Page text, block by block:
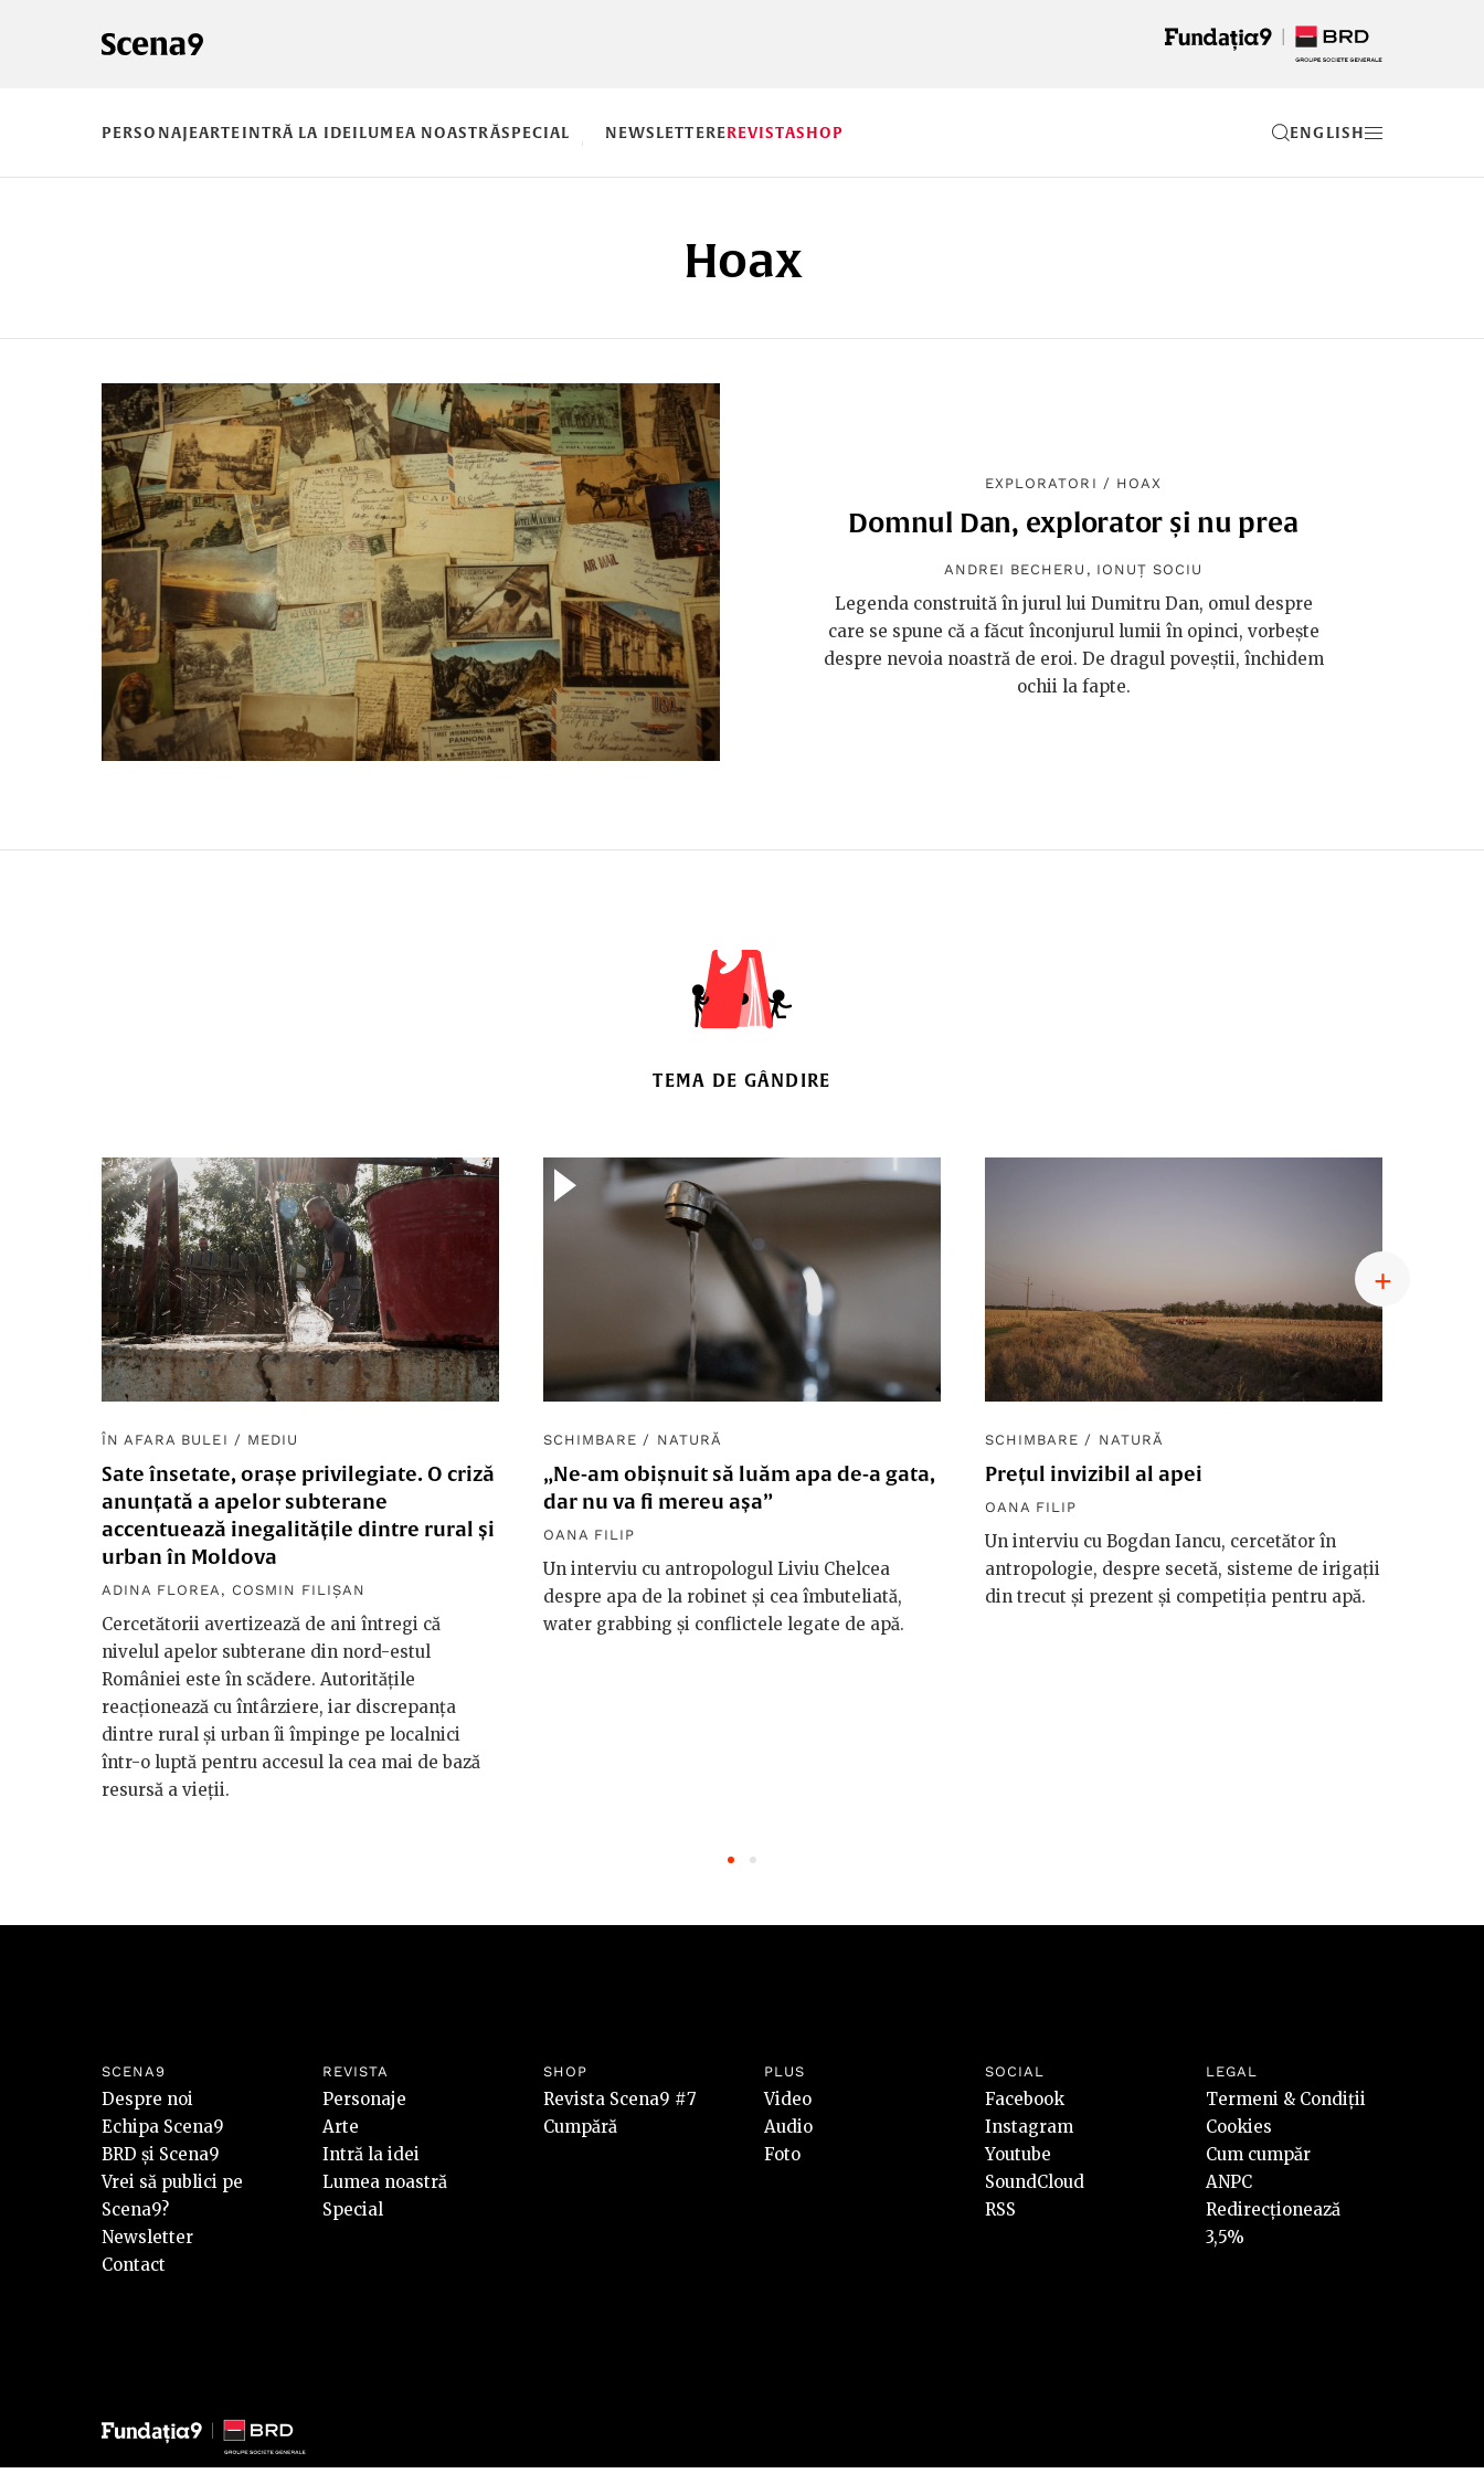
PERSONAJEARTEINTRĂ LA IDEILUMEA NOASTRĂSPECIAL NEWSLETTEREREVISTASHOP EN
Hoax
EXPLORATORI / HOAX
Domnul Dan, explorator și nu prea
ANDREI BECHERU , IONUȚ SOCIU
Legenda construită în jurul lui Dumitru Dan, omul despre
care se spune că a făcut înconjurul lumii în opinci, vorbește
despre nevoia noastră de eroi. De dragul poveștii, închidem
ochii la fapte.
TEMA DE GÂNDIRE
ÎN AFARA BULEI / MEDIU
Sate însetate, orașe privilegiate. O criză
anunțată a apelor subterane
accentuează inegalitățile dintre rural și
urban în Moldova
ADINA FLOREA , COSMIN FILIȘAN
Cercetătorii avertizează de ani întregi că
nivelul apelor subterane din nord-estul
României este în scădere. Autoritățile
reacționează cu întârziere, iar discrepanța
dintre rural și urban îi împinge pe localnici
într-o luptă pentru accesul la cea mai de bază
resursă a vieții.
SCHIMBARE / NATURĂ
„Ne-am obișnuit să luăm apa de-a gata,
dar nu va fi mereu așa”
OANA FILIP
Un interviu cu antropologul Liviu Chelcea
despre apa de la robinet și cea îmbuteliată,
water grabbing și conflictele legate de apă.
SCHIMBARE / NATURĂ
Prețul invizibil al apei
OANA FILIP
Un interviu cu Bogdan Iancu, cercetător în
antropologie, despre secetă, sisteme de irigații
din trecut și prezent și competiția pentru apă.
SCENA9
Despre noi
Echipa Scena9
BRD și Scena9
Vrei să publici pe
Scena9?
Newsletter
Contact
REVISTA
Personaje
Arte
Intră la idei
Lumea noastră
Special
SHOP
Revista Scena9 #7
Cumpără
PLUS
Video
Audio
Foto
SOCIAL
Facebook
Instagram
Youtube
SoundCloud
RSS
LEGAL
Termeni & Condiții
Cookies
Cum cumpăr
ANPC
Redirecționează
3,5%